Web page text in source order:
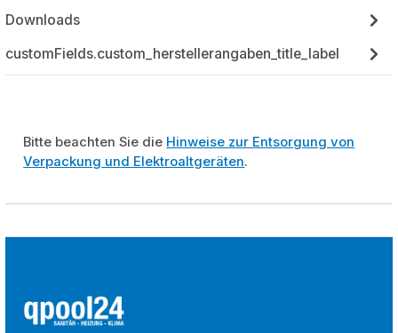
Downloads
customFields.custom_herstellerangaben_title_label
Bitte beachten Sie die Hinweise zur Entsorgung von
Verpackung und Elektroaltgeräten.